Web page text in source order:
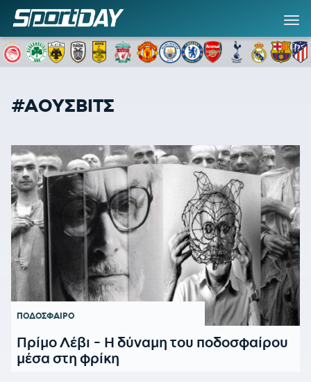
#ΑΟΥΣΒΙΤΣ
ΠΟΔΟΣΦΑΙΡΟ
Πρίμο Λέβι - Η δύναμη του ποδοσφαίρου
μέσα στη φρίκη